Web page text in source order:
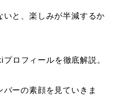
いと、楽しみが半減するか
ロフィールを徹底解説。
ーの素顔を見ていきま